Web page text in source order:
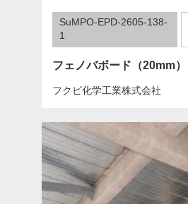
SuMPO-EPD-2605-138-
1
フェノバボード（20mm）
フクビ化学工業株式会社